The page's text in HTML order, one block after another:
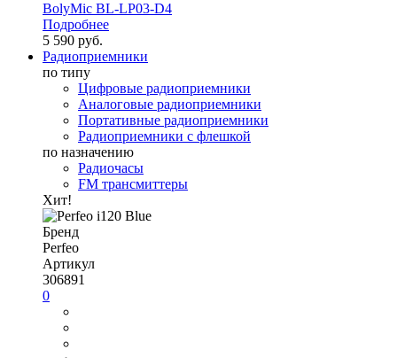
BolyMic BL-LP03-D4
Подробнее
5 590 руб.
Радиоприемники
по типу
Цифровые радиоприемники
Аналоговые радиоприемники
Портативные радиоприемники
Радиоприемники с флешкой
по назначению
Радиочасы
FM трансмиттеры
Хит!
Бренд
Perfeo
Артикул
306891
0